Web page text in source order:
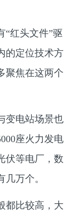
“红头文件”驱
的定位技术方
聚焦在这两个
变电站场景也
座火力发电
伏等电厂，数
万个。
都比较高，大